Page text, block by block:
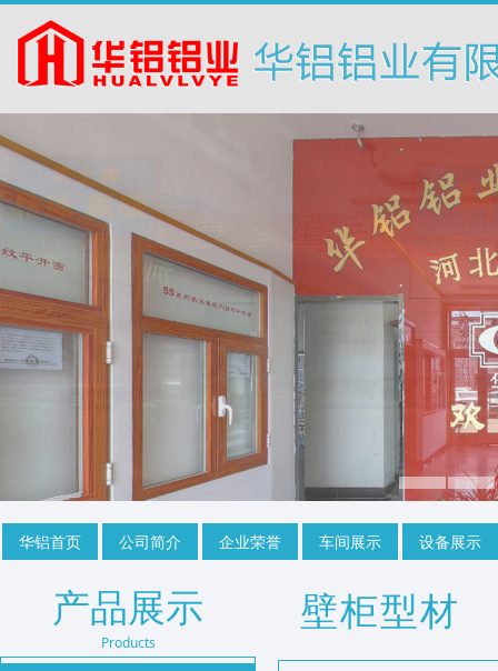
华铝首页 公司简介 企业荣誉 车间展示 设备展示
产品展示
Products
壁柜型材